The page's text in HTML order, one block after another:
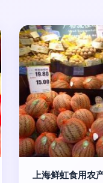
上海鲜虹食用农